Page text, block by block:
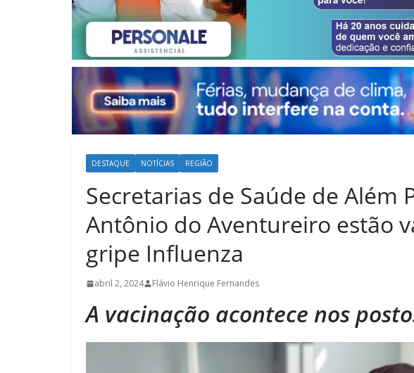
DESTAQUE NOTÍCIAS REGIÃO
Secretarias de Saúde de Além
Antônio do Aventureiro estão
gripe Influenza
abril 2, 2024 Flávio Henrique Fernandes
A vacinação acontece nos